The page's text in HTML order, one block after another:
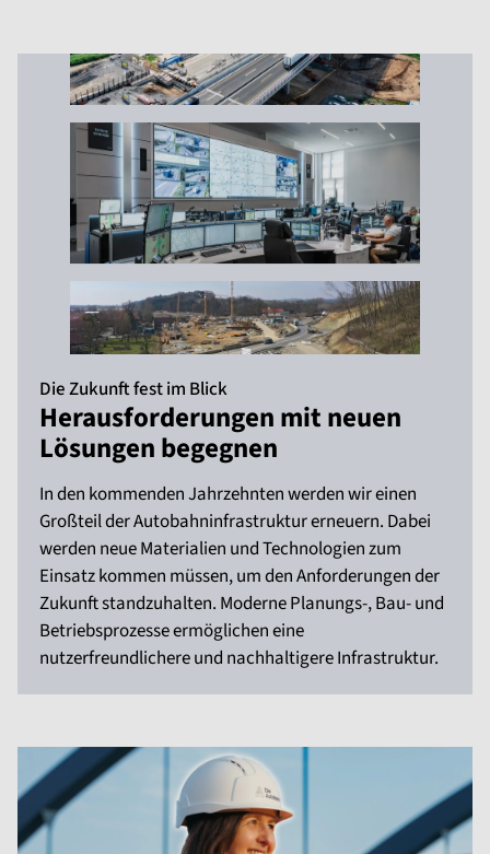
Die Zukunft fest im Blick
Herausforderungen mit neuen
Lösungen begegnen
In den kommenden Jahrzehnten werden wir einen
Großteil der Autobahninfrastruktur erneuern. Dabei
werden neue Materialien und Technologien zum
Einsatz kommen müssen, um den Anforderungen der
Zukunft standzuhalten. Moderne Planungs-, Bau- und
Betriebsprozesse ermöglichen eine
nutzerfreundlichere und nachhaltigere Infrastruktur.